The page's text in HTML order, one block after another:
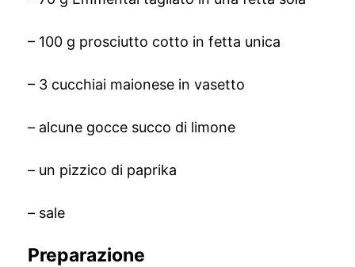
– 100 g prosciutto cotto in fetta unica
– 3 cucchiai maionese in vasetto
– alcune gocce succo di limone
– un pizzico di paprika
– sale
Preparazione